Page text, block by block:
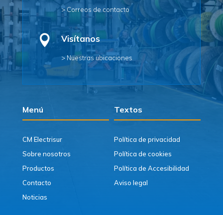
> Correos de contacto
 Visítanos
> Nuestras ubicaciones
Menú Textos
CM Electrisur
Sobre nosotros
Productos
Contacto
Noticias
Política de privacidad
Política de cookies
Política de Accesibilidad
Aviso legal